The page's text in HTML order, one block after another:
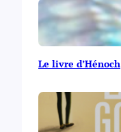
Le livre d’Hénoch